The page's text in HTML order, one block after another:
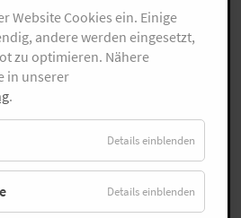
Website Cookies ein. Einige
andere werden eingesetzt,
zu optimieren. Nähere
in unserer
.
Details einblenden
Details einblenden